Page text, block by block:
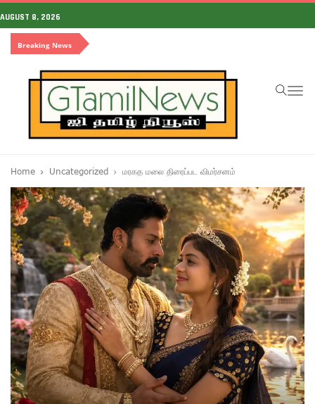
AUGUST 8, 2026
Breaking News
Home Uncategorized மரகத மலை திரைப்பட விமர்சனம்